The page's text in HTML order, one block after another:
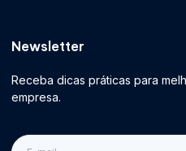
Newsletter
Receba dicas práticas para
empresa.
E-